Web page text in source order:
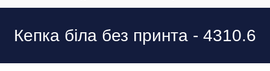
Кепка біла без принта - 4310.6